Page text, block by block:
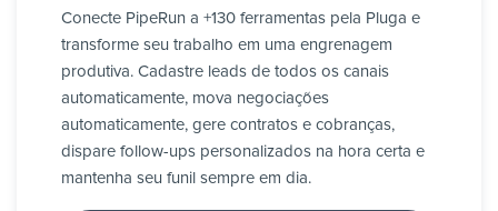
Conecte PipeRun a +130 ferramentas pela Pluga e
transforme seu trabalho em uma engrenagem
produtiva. Cadastre leads de todos os canais
automaticamente, mova negociações
automaticamente, gere contratos e cobranças,
dispare follow-ups personalizados na hora certa e
mantenha seu funil sempre em dia.